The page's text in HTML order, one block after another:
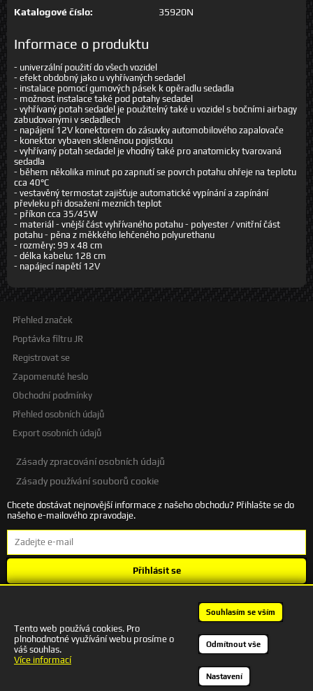
Katalogové číslo:
35920N
Informace o produktu
- univerzální použití do všech vozidel
- efekt obdobný jako u vyhřívaných sedadel
- instalace pomocí gumových pásek k opěradlu sedadla
- možnost instalace také pod potahy sedadel
- vyhřívaný potah sedadel je použitelný také u vozidel s bočními airbagy
zabudovanými v sedadlech
- napájení 12V konektorem do zásuvky automobilového zapalovače
- konektor vybaven skleněnou pojistkou
- vyhřívaný potah sedadel je vhodný také pro anatomicky tvarovaná
sedadla
- během několika minut po zapnutí se povrch potahu ohřeje na teplotu
cca 40°C
- vestavěný termostat zajišťuje automatické vypínání a zapínání
převleku při dosažení mezních teplot
- příkon cca 35/45W
- materiál - vnější část vyhřívaného potahu - polyester / vnitřní část
potahu - pěna z měkkého lehčeného polyurethanu
- rozměry: 99 x 48 cm
- délka kabelu: 128 cm
- napájecí napětí 12V
Přehled značek
Poptávka filtru JR
Registrovat se
Zapomenuté heslo
Obchodní podmínky
Přehled osobních údajů
Export osobních údajů
Zásady zpracování osobních údajů
Zásady používání souborů cookie
Chcete dostávat nejnovější informace z našeho obchodu? Přihlašte se do
našeho e-mailového zpravodaje.
Přihlásit se
+420 601 245 172 | autodesigncb@gmail.com
Tento web používá cookies. Pro
plnohodnotné využívání webu prosíme o
váš souhlas.
Více informací
Souhlasím se vším
Odmítnout vše
Nastavení